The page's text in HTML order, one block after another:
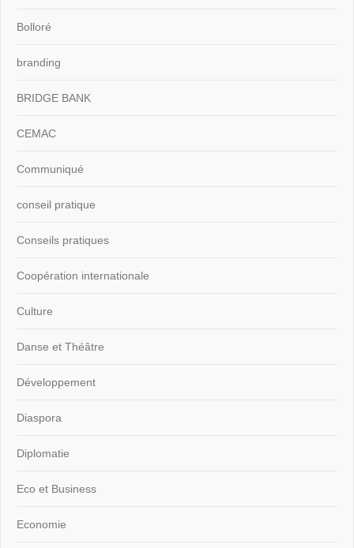
Bolloré
branding
BRIDGE BANK
CEMAC
Communiqué
conseil pratique
Conseils pratiques
Coopération internationale
Culture
Danse et Théâtre
Développement
Diaspora
Diplomatie
Eco et Business
Economie